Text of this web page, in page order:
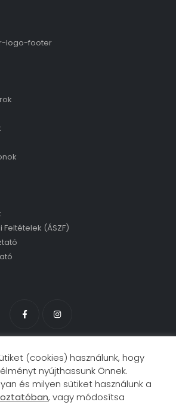
(ÁSZF)
(cookies) használunk, hogy
nyújthassunk Önnek.
és milyen sütiket használunk a
, vagy módosítsa